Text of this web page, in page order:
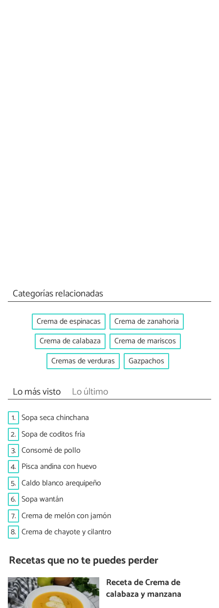
Categorías relacionadas
Crema de espinacas
Crema de zanahoria
Crema de calabaza
Crema de mariscos
Cremas de verduras
Gazpachos
Lo más visto Lo último
1. Sopa seca chinchana
2. Sopa de coditos fría
3. Consomé de pollo
4. Pisca andina con huevo
5. Caldo blanco arequipeño
6. Sopa wantán
7. Crema de melón con jamón
8. Crema de chayote y cilantro
Recetas que no te puedes perder
Receta de Crema de
calabaza y manzana